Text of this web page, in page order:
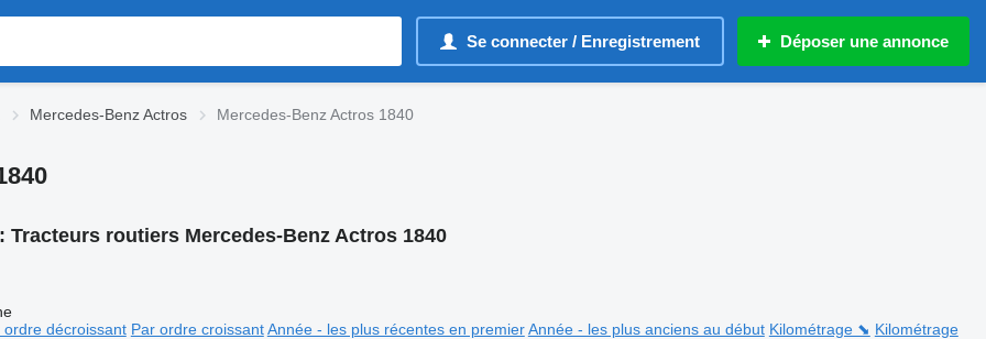
Se connecter / Enregistrement Déposer une annonce
Mercedes-Benz Actros Mercedes-Benz Actros 1840
Tracteurs routiers Mercedes-Benz Actros 1840
ordre décroissant Par ordre croissant Année - les plus récentes en premier Année - les plus anciens au début Kilométrage ⬊ Kilométrage